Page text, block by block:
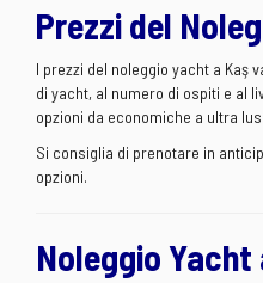
Prezzi del
I prezzi del noleggio yacht a Kaş
di yacht, al numero di ospiti e al
opzioni da economiche a ultra
Si consiglia di prenotare in
opzioni.
Noleggio Yacht